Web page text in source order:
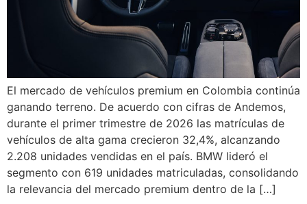
El mercado de vehículos premium en Colombia continúa
ganando terreno. De acuerdo con cifras de Andemos,
durante el primer trimestre de 2026 las matrículas de
vehículos de alta gama crecieron 32,4%, alcanzando
2.208 unidades vendidas en el país. BMW lideró el
segmento con 619 unidades matriculadas, consolidando
la relevancia del mercado premium dentro de la […]